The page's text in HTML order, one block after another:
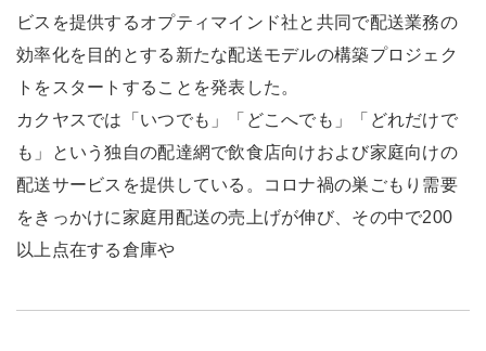
ビスを提供するオプティマインド社と共同で配送業務の
効率化を目的とする新たな配送モデルの構築プロジェク
トをスタートすることを発表した。
カクヤスでは「いつでも」「どこへでも」「どれだけで
も」という独自の配達網で飲食店向けおよび家庭向けの
配送サービスを提供している。コロナ禍の巣ごもり需要
をきっかけに家庭用配送の売上げが伸び、その中で200
以上点在する倉庫や